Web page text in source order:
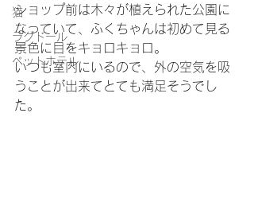
猫
ラグドール
ペットホテル
ショップ前は木々が植えられた公園に
なっていて、ふくちゃんは初めて見る
景色に目をキョロキョロ。
いつも室内にいるので、外の空気を吸
うことが出来てとても満足そうでし
た。